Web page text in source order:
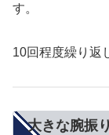
す。
10回程度繰り返
大きな腕振